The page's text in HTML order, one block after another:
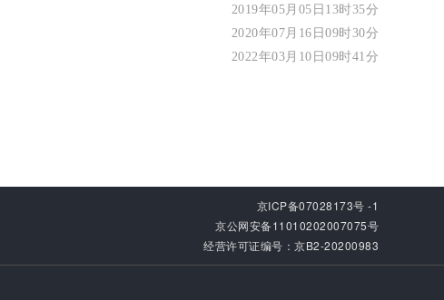
2019年05月05日13时35分
2020年07月16日09时30分
2022年03月10日09时41分
京ICP备07028173号 -1
京公网安备11010202007075号
经营许可证编号：京B2-20200983